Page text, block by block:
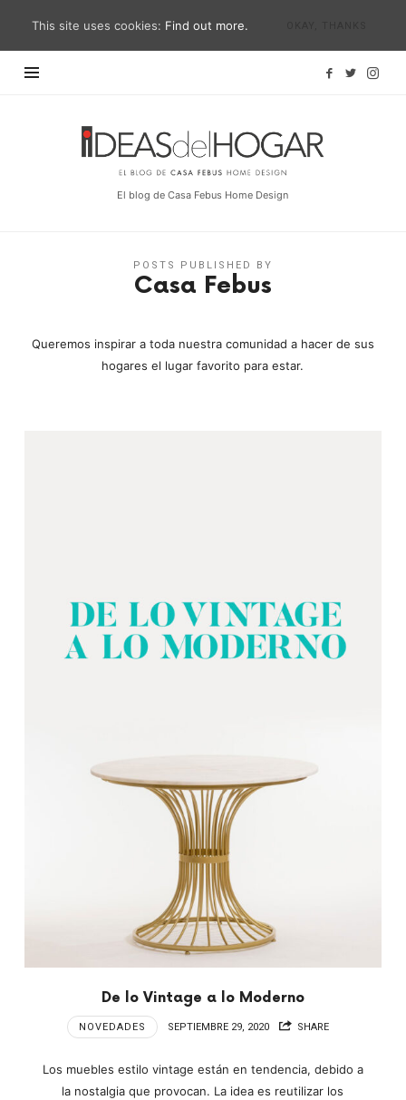
Ideas
del
Hogar
El blog de Casa Febus Home Design
POSTS PUBLISHED BY
Casa Febus
Queremos inspirar a toda nuestra comunidad a hacer de sus
hogares el lugar favorito para estar.
De lo Vintage a lo Moderno
NOVEDADES SEPTIEMBRE 29, 2020 SHARE
Los muebles estilo vintage están en tendencia, debido a
la nostalgia que provocan. La idea es reutilizar los
This site uses cookies: Find out more.